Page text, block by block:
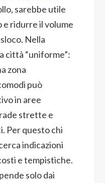
sarebbe utile
ridurre il volume
Nella
città “uniforme”:
zona
può
in aree
strette e
Per questo chi
indicazioni
e tempistiche.
solo dai